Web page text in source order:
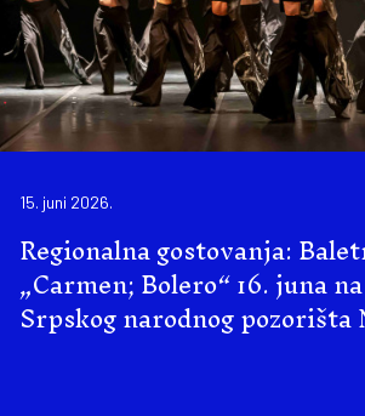
15. juni 2026.
Regionalna gostovanja:
„Carmen; Bolero“ 16. juna
Srpskog narodnog pozorišta